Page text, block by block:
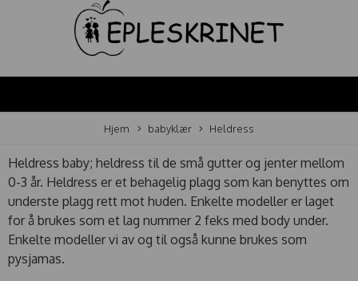
Hjem babyklær Heldress
Heldress baby; heldress til de små gutter og jenter mellom
0-3 år. Heldress er et behagelig plagg som kan benyttes om
underste plagg rett mot huden. Enkelte modeller er laget
for å brukes som et lag nummer 2 feks med body under.
Enkelte modeller vi av og til også kunne brukes som
pysjamas.